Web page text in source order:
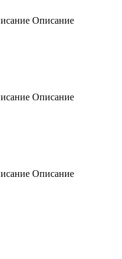
Oписание
Oписание
Oписание